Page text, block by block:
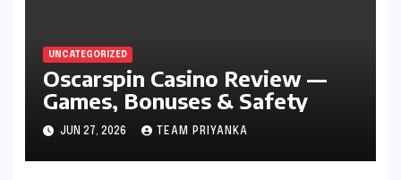
UNCATEGORIZED
Oscarspin Casino Review —
Games, Bonuses & Safety
JUN 27, 2026 TEAM PRIYANKA